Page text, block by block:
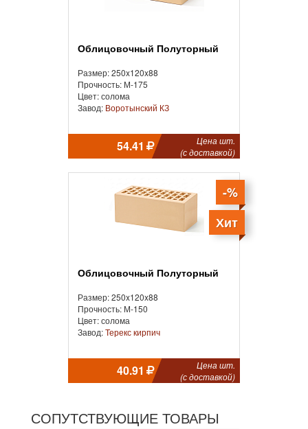
Облицовочный Полуторный
Размер: 250x120x88
Прочность: М-175
Цвет: солома
Завод: Воротынский КЗ
54.41
Цена шт.
(с доставкой)
-%
Хит
Облицовочный Полуторный
Размер: 250x120x88
Прочность: М-150
Цвет: солома
Завод:Терекс кирпич
40.91
Цена шт.
(с доставкой)
СОПУТСТВУЮЩИЕ ТОВАРЫ